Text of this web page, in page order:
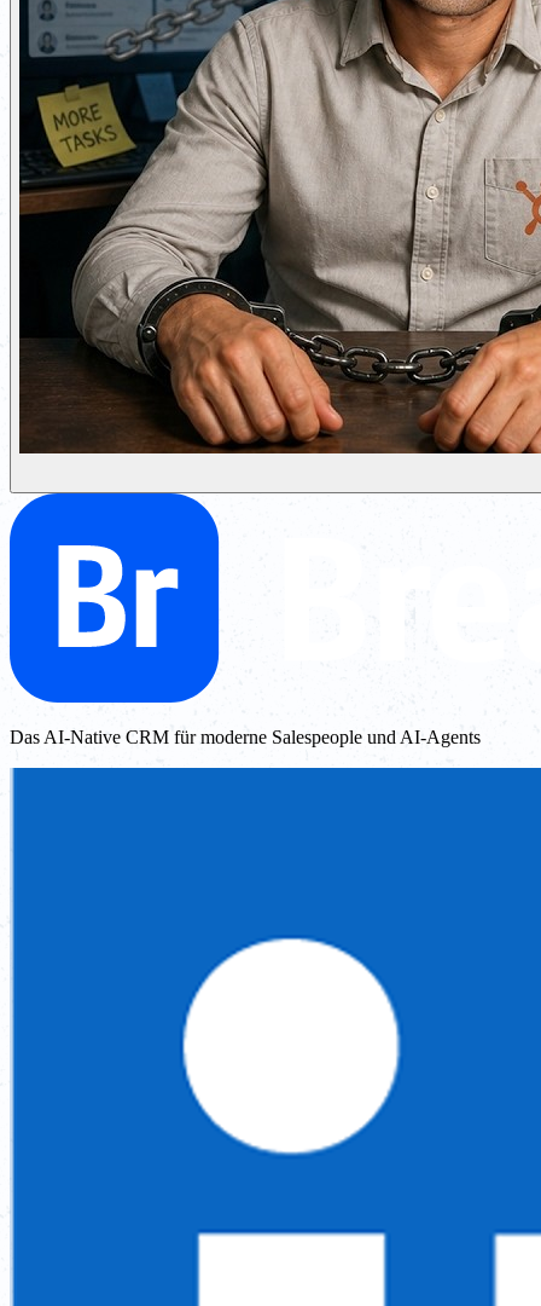
Das AI-Native CRM für moderne Salespeople und AI-Agents